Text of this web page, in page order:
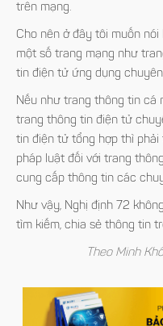
trên mạng.
Cho nên ở đây tôi muốn
một số trang mạng như
tin điện tử ứng dụng
Nếu như trang thông tin cá
trang thông tin điện tử
tin điện tử tổng hợp thì
pháp luật đối với trang
cung cấp thông tin các
Như vậy, Nghị định 72
tìm kiếm, chia sẻ thông tin
Theo Minh